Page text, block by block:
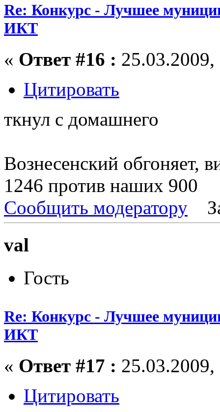
Re: Конкурс - Лучшее
ИКТ
« Ответ #16 :
Цитировать
ткнул с домашнего
Вознесенский обгоняет,
1246 против наших 900
Сообщить модератору
val
Гость
Re: Конкурс - Лучшее
ИКТ
« Ответ #17 :
Цитировать